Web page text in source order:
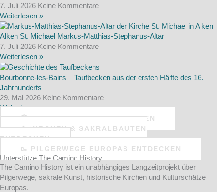
7. Juli 2026 Keine Kommentare
Weiterlesen »
Alken St. Michael Markus-Matthias-Stephanus-Altar
7. Juli 2026 Keine Kommentare
Weiterlesen »
Bourbonne-les-Bains – Taufbecken aus der ersten Hälfte des 16.
Jahrhunderts
29. Mai 2026 Keine Kommentare
Weiterlesen »
🏛️ SAKRALE KUNST ENTDECKEN
⛪ KIRCHEN & SAKRALBAUTEN
ENTDECKEN
🥾 PILGERWEGE EUROPAS ENTDECKEN
Unterstütze The Camino History
The Camino History ist ein unabhängiges Langzeitprojekt über
Pilgerwege, sakrale Kunst, historische Kirchen und Kulturschätze
Europas.